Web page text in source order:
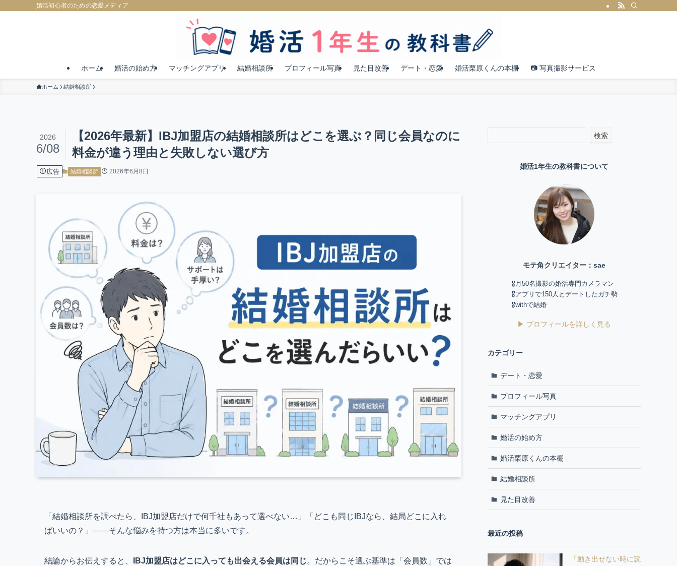
婚活初心者のための恋愛メディア
ホーム 婚活の始め方 マッチングアプリ 結婚相談所 プロフィール写真 見た目改善 デート・恋愛 婚活栗原くんの本棚 📷 写真撮影サービス
ホーム 結婚相談所
【2026年最新】IBJ加盟店の結婚相談所はどこを選ぶ？同じ会員なのに
料金が違う理由と失敗しない選び方
2026
6/08
広告 結婚相談所 2026年6月8日
「結婚相談所を調べたら、IBJ加盟店だけで何千社もあって選べない…」「どこも同じIBJなら、結局どこに入れ
ばいいの？」——そんな悩みを持つ方は本当に多いです。
結論からお伝えすると、 IBJ加盟店はどこに入っても出会える会員は同じ。だからこそ選ぶ基準は「会員数」では
検索
婚活1年生の教科書について
モテ角クリエイター：sae
🎖️月50名撮影の婚活専門カメラマン
🎖️アプリで150人とデートしたガチ勢
🎖️withで結婚
▶ プロフィールを詳しく見る
カテゴリー
デート・恋愛
プロフィール写真
マッチングアプリ
婚活の始め方
婚活栗原くんの本棚
結婚相談所
見た目改善
最近の投稿
「動き出せない時に読